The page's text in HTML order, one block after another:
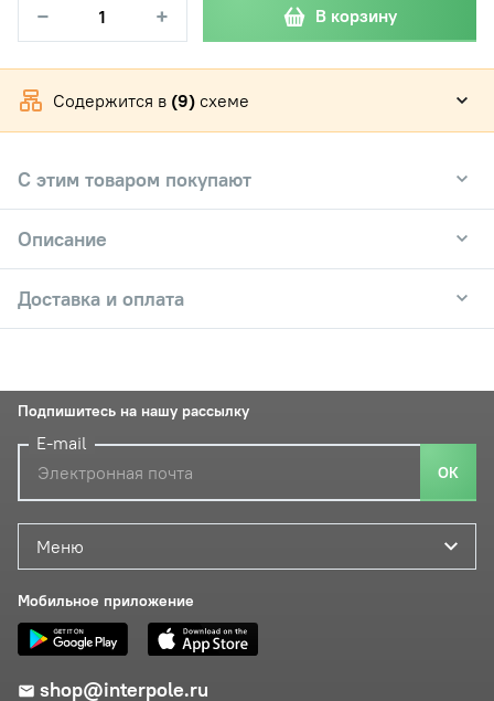
− + В корзину
Содержится в (9) схеме
С этим товаром покупают
Описание
Доставка и оплата
Меню
Мобильное приложение
shop@interpole.ru
Подпишитесь на нашу рассылку
E-mail
ОК